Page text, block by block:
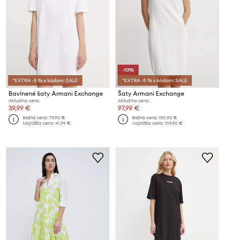
*EXTRA -5 % s kódom: SALE
Bavlnené šaty Armani Exchange
Aktuálna cena:
39,99 €
Bežná cena:79,90 €
Najnižšia cena:41,99 €
-10%
*EXTRA -5 % s kódom: SALE
Šaty Armani Exchange
Aktuálna cena:
97,99 €
Bežná cena:150,90 €
Najnižšia cena:109,90 €